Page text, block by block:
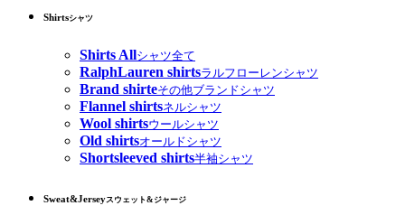
Shirtsシャツ
Shirts Allシャツ全て
RalphLauren shirtsラルフローレンシャツ
Brand shirteその他ブランドシャツ
Flannel shirtsネルシャツ
Wool shirtsウールシャツ
Old shirtsオールドシャツ
Shortsleeved shirts半袖シャツ
Sweat&Jerseyスウェット&ジャージ